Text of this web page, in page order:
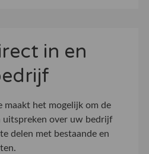
in en
maakt het mogelijk om de
uitspreken over uw bedrijf
delen met bestaande en